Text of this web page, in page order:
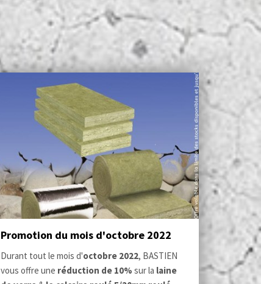
Promotion du mois d'octobre 2022
Durant tout le mois d'octobre 2022, BASTIEN
vous offre une réduction de 10% sur la laine